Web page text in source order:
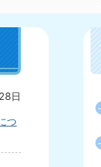
日
つ